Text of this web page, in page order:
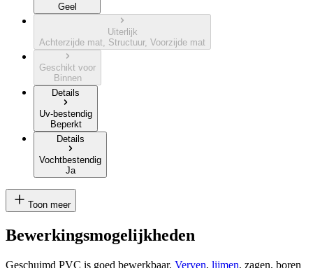
Geel
Uiterlijk
Achterzijde mat, Structuur, Voorzijde mat
Geschikt voor
Binnen
Details
Uv-bestendig
Beperkt
Details
Vochtbestendig
Ja
Toon meer
Bewerkingsmogelijkheden
Geschuimd PVC is goed bewerkbaar. Verven, lijmen, zagen, boren